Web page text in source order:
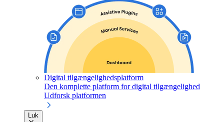
Digital tilgængelighedsplatform
Den komplette platform for digital tilgængelighed
Udforsk platformen
Luk